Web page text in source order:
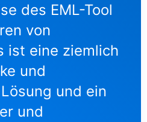
des EML-Tool
von
ist eine ziemlich
und
und ein
und